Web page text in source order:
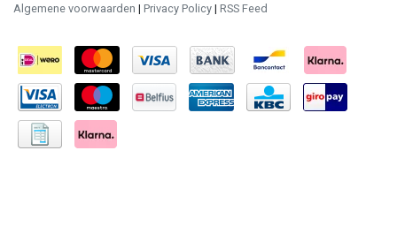
Algemene voorwaarden | Privacy Policy | RSS Feed